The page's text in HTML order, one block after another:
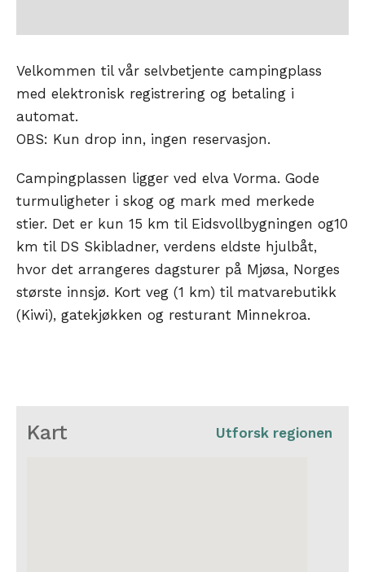
Velkommen til vår selvbetjente campingplass
med elektronisk registrering og betaling i
automat.
OBS: Kun drop inn, ingen reservasjon.
Campingplassen ligger ved elva Vorma. Gode
turmuligheter i skog og mark med merkede
stier. Det er kun 15 km til Eidsvollbygningen og10
km til DS Skibladner, verdens eldste hjulbåt,
hvor det arrangeres dagsturer på Mjøsa, Norges
største innsjø. Kort veg (1 km) til matvarebutikk
(Kiwi), gatekjøkken og resturant Minnekroa.
Kart Utforsk regionen